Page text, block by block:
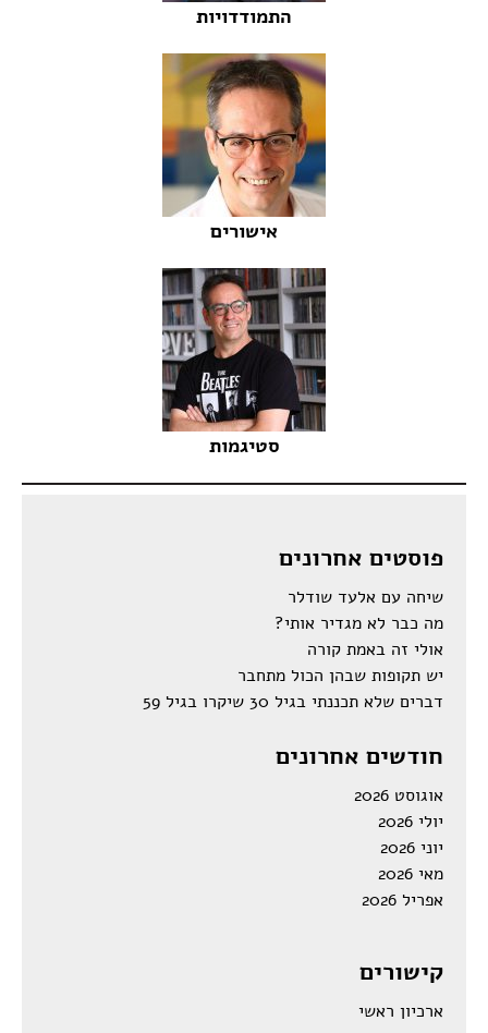
התמודדויות
אישורים
סטיגמות
פוסטים אחרונים
שיחה עם אלעד שודלר
מה כבר לא מגדיר אותי?
אולי זה באמת קורה
יש תקופות שבהן הכול מתחבר
דברים שלא תכננתי בגיל 30 שיקרו בגיל 59
חודשים אחרונים
אוגוסט 2026
יולי 2026
יוני 2026
מאי 2026
אפריל 2026
קישורים
ארכיון ראשי